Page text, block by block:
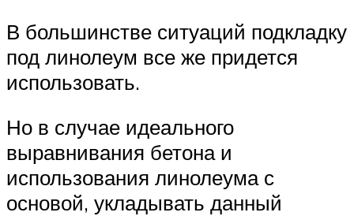
В большинстве ситуаций подкладку
под линолеум все же придется
использовать.
Но в случае идеального
выравнивания бетона и
использования линолеума с
основой, укладывать данный